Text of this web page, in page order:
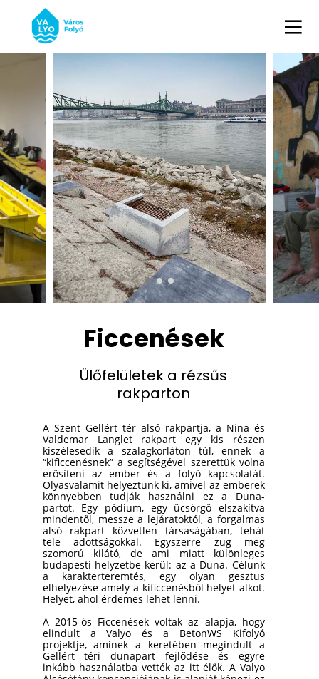
Ficcenések
Ülőfelületek a rézsűs
rakparton
A Szent Gellért tér alsó rakpartja, a Nina és
Valdemar Langlet rakpart egy kis részen
kiszélesedik a szalagkorláton túl, ennek a
“kificcenésnek” a segítségével szerettük volna
erősíteni az ember és a folyó kapcsolatát.
Olyasvalamit helyeztünk ki, amivel az emberek
könnyebben tudják használni ez a Duna-
partot. Egy pódium, egy ücsörgő elszakítva
mindentől, messze a lejáratoktól, a forgalmas
alsó rakpart közvetlen társaságában, tehát
tele adottságokkal. Egyszerre zug meg
szomorú kilátó, de ami miatt különleges
budapesti helyzetbe kerül: az a Duna. Célunk
a karakterteremtés, egy olyan gesztus
elhelyezése amely a kificcenésből helyet alkot.
Helyet, ahol érdemes lehet lenni.
A 2015-ös Ficcenések voltak az alapja, hogy
elindult a Valyo és a BetonWS Kifolyó
projektje, aminek a keretében megindult a
Gellért téri dunapart fejlődése és egyre
inkább használatba vették az itt élők. A Valyo